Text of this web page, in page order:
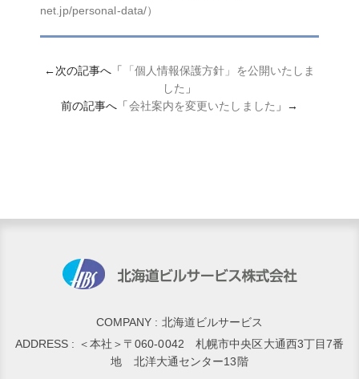
net.jp/personal-data/）
←次の記事へ「
「個人情報保護方針」を公開いたしま
した 」
前の記事へ「会社案内を変更いたしました 」→
COMPANY : 北海道ビルサービス
ADDRESS : ＜本社＞〒060-0042 札幌市中央区大通西3丁目7番
地 北洋大通センター13階